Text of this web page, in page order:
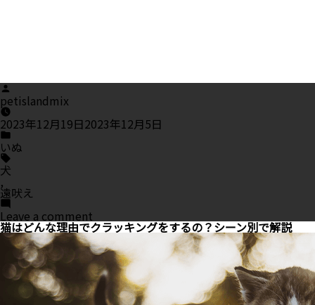
Posted
by
petislandmix
2023年12月19日2023年12月5日
Posted
in
いぬ
Tags:
犬
,
遠吠え
Leave a comment
犬
が
遠
吠
え
を
す
猫はどんな理由でクラッキングをするの？シーン別で解説